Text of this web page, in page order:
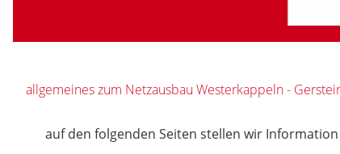
allgemeines zum Netzausbau Westerkappeln -
auf den folgenden Seiten stellen wir